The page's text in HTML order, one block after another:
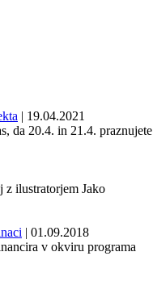
| 19.04.2021
da 20.4. in 21.4. praznujete
ilustratorjem Jako
| 01.09.2018
v okviru programa